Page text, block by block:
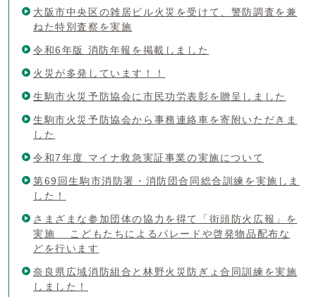
大阪市中央区の雑居ビル火災を受けて、警防調査を兼
ねた特別査察を実施
令和6年版 消防年報を掲載しました
火災が多発しています！！
生駒市火災予防協会に市民功労表彰を贈呈しました
生駒市火災予防協会から事務連絡車を寄附いただきま
した
令和7年度 マイナ救急実証事業の実施について
第69回生駒市消防署・消防団合同総合訓練を実施しま
した！
さまざまな参加団体の協力を得て「街頭防火広報」を
実施 こどもたちによるパレードや啓発物品配布な
どを行います
奈良県広域消防組合と林野火災防ぎょ合同訓練を実施
しました！